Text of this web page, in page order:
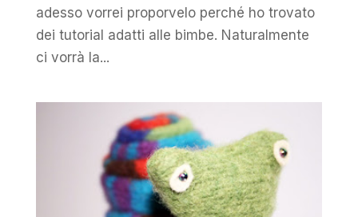
adesso vorrei proporvelo perché ho trovato
dei tutorial adatti alle bimbe. Naturalmente
ci vorrà la...